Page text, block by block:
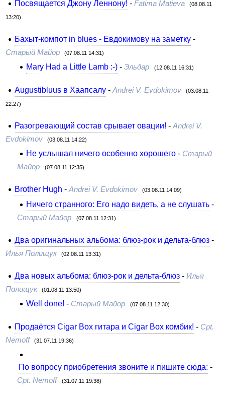
Посвящается Джону Леннону! - Fatima Matieva (08.08.11
13:20)
Бахыт-компот in blues - Евдокимову на заметку-
Старый Майор (07.08.11 14:31)
Mary Had a Little Lamb :-) -Эльдар (12.08.11 16:31)
Augustibluus в Хаапсалу- Andrei V. Evdokimov (03.08.11
22:27)
Разогревающий состав срывает овации! - Andrei V.
Evdokimov
(03.08.11 14:22)
Не услышал ничего особенно хорошего - Старый
Майор
(07.08.11 12:35)
Brother Hugh - Andrei V. Evdokimov (03.08.11 14:09)
Ничего странного: Его надо видеть, а не слушать -
Старый Майор (07.08.11 12:31)
Два оригинальных альбома: блюз-рок и дельта-блюз-
Илья Полищук (02.08.11 13:31)
Два новых альбома: блюз-рок и дельта-блюз- Илья
Полищук
(01.08.11 13:50)
Well done! - Старый Майор (07.08.11 12:30)
Продаётся Cigar Box гитара и Cigar Box комбик! - Cpt.
Nemoff
(31.07.11 19:36)
По вопросу приобретения звоните и пишите сюда: -
Cpt. Nemoff (31.07.11 19:38)